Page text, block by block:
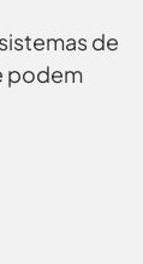
de
podem